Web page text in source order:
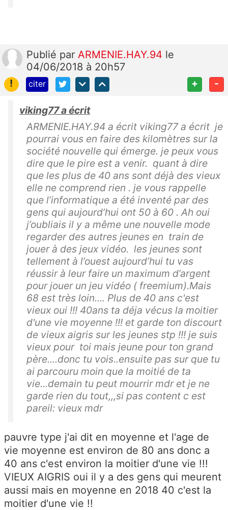
Publié par ARMENIE.HAY.94 le
04/06/2018 à 20h57
!
citer + -
viking77 a écrit
ARMENIE.HAY.94 a écrit viking77 a écrit je
pourrai vous en faire des kilomètres sur la
société nouvelle qui émerge. je peux vous
dire que le pire est a venir. quant à dire
que les plus de 40 ans sont déjà des vieux
elle ne comprend rien . je vous rappelle
que l’informatique a été inventé par des
gens qui aujourd’hui ont 50 à 60 . Ah oui
j’oubliais il y a même une nouvelle mode
regarder des autres jeunes en train de
jouer à des jeux vidéo. les jeunes sont
tellement à l’ouest aujourd’hui tu vas
réussir à leur faire un maximum d’argent
pour jouer un jeu vidéo ( freemium).Mais
68 est très loin.... Plus de 40 ans c'est
vieux oui !!! 40ans ta déja vécus la moitier
d'une vie moyenne !!! et garde ton discourt
de vieux aigris sur les jeunes stp !!! je suis
vieux pour toi mais jeune pour ton grand
père....donc tu vois..ensuite pas sur que tu
ai parcouru moin que la moitié de ta
vie...demain tu peut mourrir mdr et je ne
garde rien du tout,,,si pas content c est
pareil: vieux mdr
pauvre type j'ai dit en moyenne et l'age de
vie moyenne est environ de 80 ans donc a
40 ans c'est environ la moitier d'une vie !!!
VIEUX AIGRIS oui il y a des gens qui meurent
aussi mais en moyenne en 2018 40 c'est la
moitier d'une vie !!